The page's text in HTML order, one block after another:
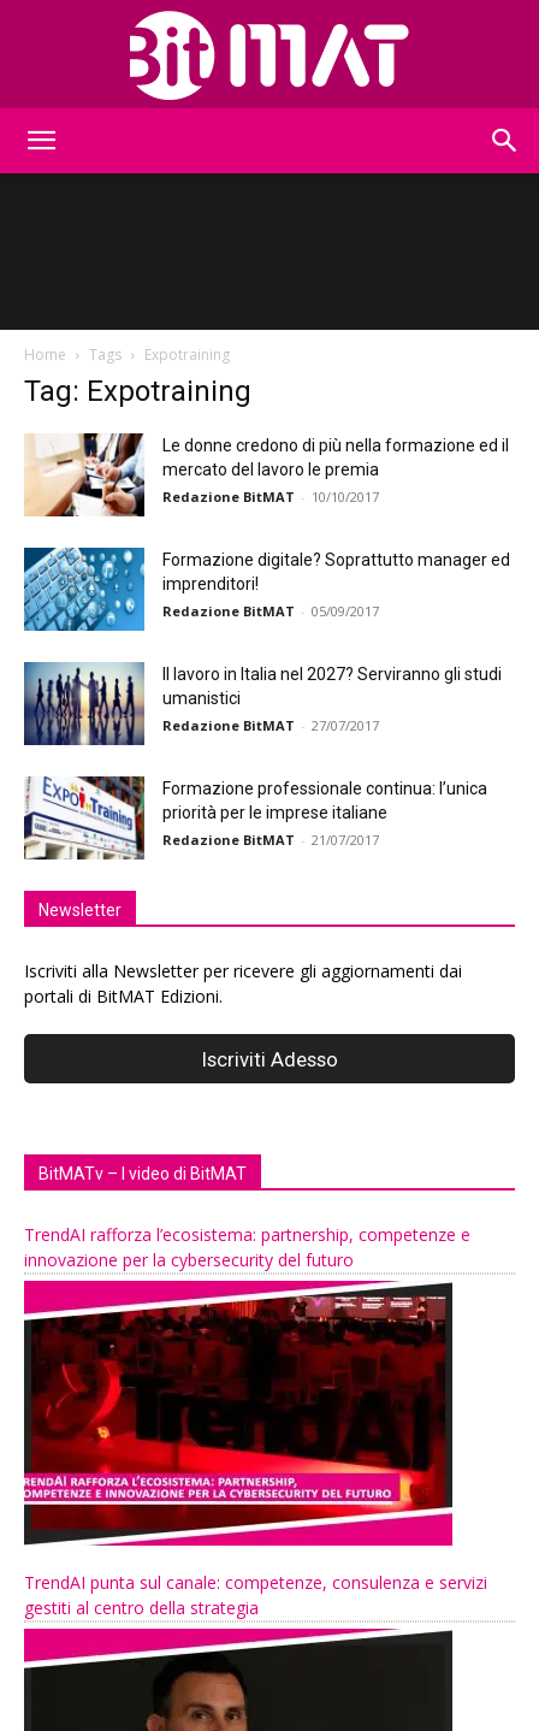
Home Tags Expotraining
Tag: Expotraining
Le donne credono di più nella formazione ed il
mercato del lavoro le premia
Redazione BitMAT - 10/10/2017
Formazione digitale? Soprattutto manager ed
imprenditori!
Redazione BitMAT - 05/09/2017
Il lavoro in Italia nel 2027? Serviranno gli studi
umanistici
Redazione BitMAT - 27/07/2017
Formazione professionale continua: l’unica
priorità per le imprese italiane
Redazione BitMAT - 21/07/2017
Newsletter
Iscriviti alla Newsletter per ricevere gli aggiornamenti dai
portali di BitMAT Edizioni.
BitMATv – I video di BitMAT
TrendAI rafforza l’ecosistema: partnership, competenze e
innovazione per la cybersecurity del futuro
TrendAI punta sul canale: competenze, consulenza e servizi
gestiti al centro della strategia